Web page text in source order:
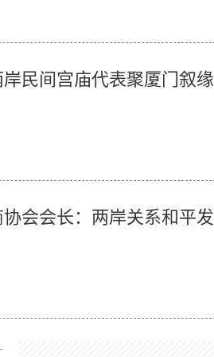
岸民间宫庙代表聚厦门叙缘
协会会长：两岸关系和平发